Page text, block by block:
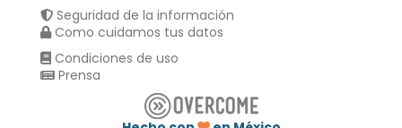
Seguridad de la información
Como cuidamos tus datos
Condiciones de uso
Prensa